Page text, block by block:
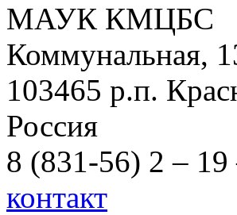
МАУК КМЦБС
Коммунальная,
103465 р.п.
Россия
8 (831-56) 2 – 19
контакт